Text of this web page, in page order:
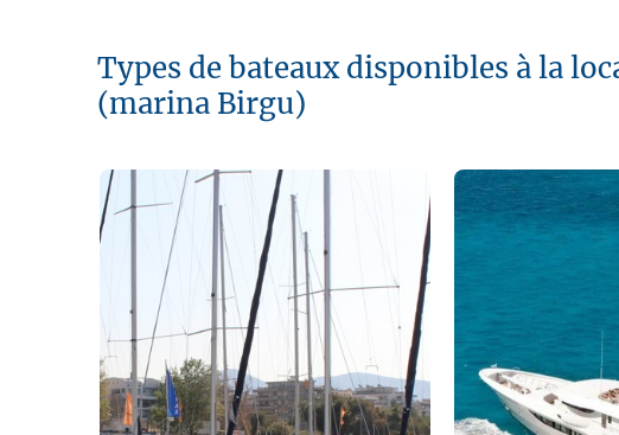
Types de bateaux disponibles à la
(marina Birgu)